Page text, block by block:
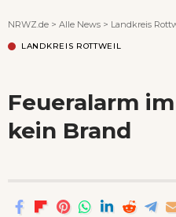
NRWZ.de > Alle News > Landkreis
LANDKREIS ROTTWEIL
Feueralarm
kein Brand